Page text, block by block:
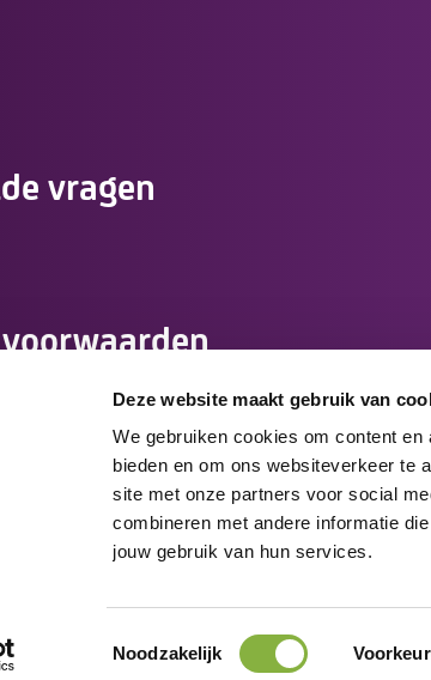
Deze website maakt gebruik van
We gebruiken cookies om content
bieden en om ons websiteverkeer te
site met onze partners voor social
combineren met andere informatie
jouw gebruik van hun services.
Toestemmingsselectie
Noodzakelijk
vragen